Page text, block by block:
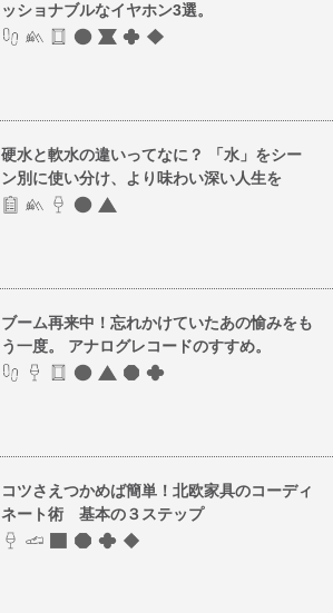
ッショナブルなイヤホン3選。
硬水と軟水の違いってなに？ 「水」をシー
ン別に使い分け、より味わい深い人生を
ブーム再来中！忘れかけていたあの愉みをも
う一度。 アナログレコードのすすめ。
コツさえつかめば簡単！北欧家具のコーディ
ネート術 基本の３ステップ